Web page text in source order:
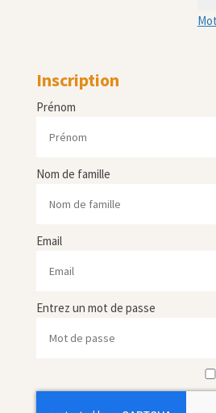
Inscription
Prénom
Nom de famille
Email
Entrez un mot de passe